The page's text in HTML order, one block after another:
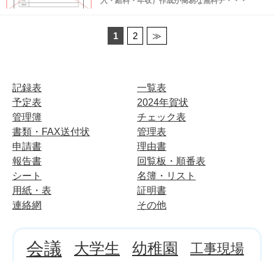
1 2 ≫
記録表
一覧表
予定表
2024年賀状
管理簿
チェック表
書類・FAX送付状
管理表
申請書
理由書
報告書
回覧板・順番表
シート
名簿・リスト
用紙・表
証明書
連絡網
その他
会議 大学生 幼稚園 工事現場